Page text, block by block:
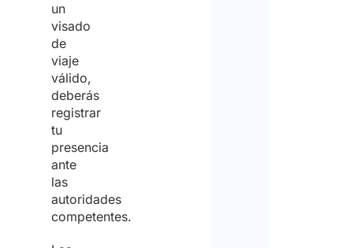
un
visado
de
viaje
válido,
deberás
registrar
tu
presencia
ante
las
autoridades
competentes.